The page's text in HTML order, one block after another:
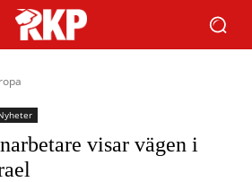
visar vägen i